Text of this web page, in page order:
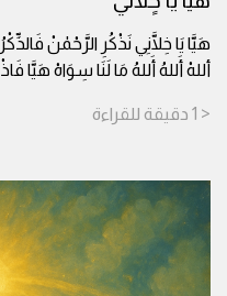
هَيَّا يَا خِلَّانِي نَذْكُرِ الرَّحْمٰنْ
أللهْ أَللهُ أَللهُ مَا لَنَا سِوَاهْ هَيَّا
< 1 دقيقة للقراءة